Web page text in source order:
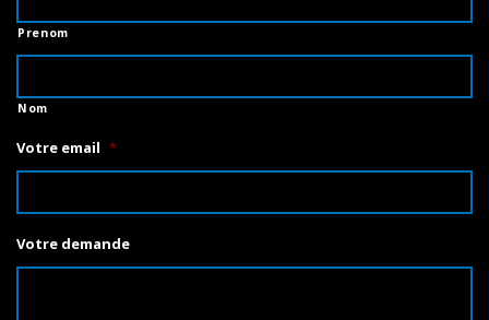
Prenom
Nom
Votre email *
Votre demande